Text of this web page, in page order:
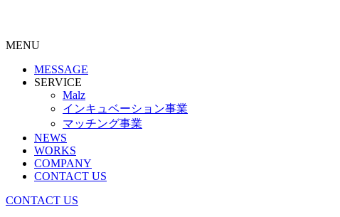
MENU
MESSAGE
SERVICE
Malz
インキュベーション事業
マッチング事業
NEWS
WORKS
COMPANY
CONTACT US
CONTACT US